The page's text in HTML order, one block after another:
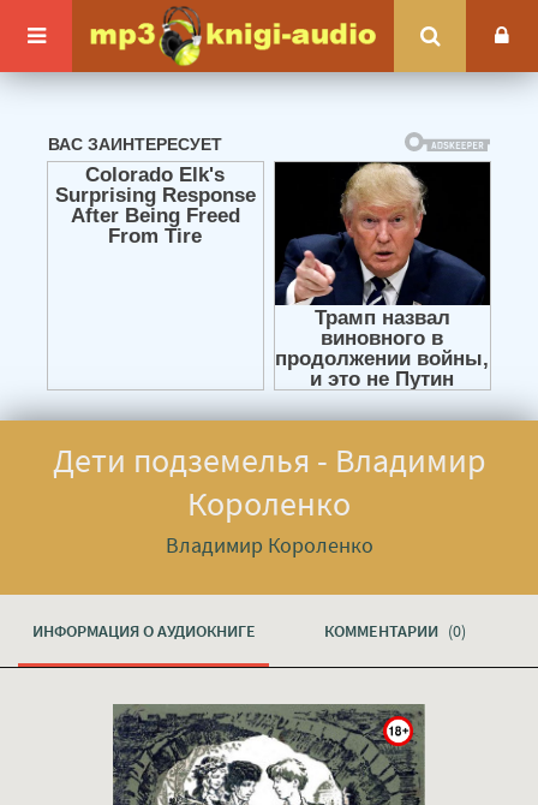
Дети подземелья - Владимир
Короленко
Владимир Короленко
ИНФОРМАЦИЯ О АУДИОКНИГЕ КОММЕНТАРИИ (0)